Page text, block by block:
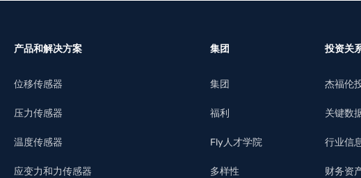
产品和解决方案
位移传感器
压力传感器
温度传感器
应变力和力传感器
集团
集团
福利
Fly人才学院
多样性
投资关
杰福伦
关键数
行业信
财务资